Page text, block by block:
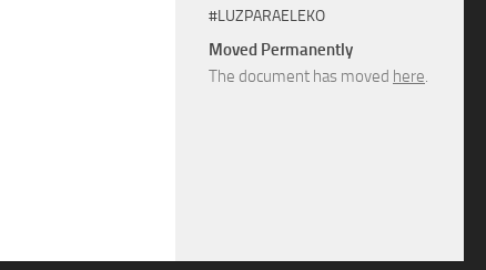
#LUZPARAELEKO
Moved Permanently
The document has moved here.